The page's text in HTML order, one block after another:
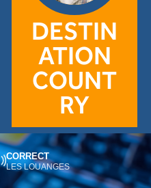
CORRECT
LES LOUANGES